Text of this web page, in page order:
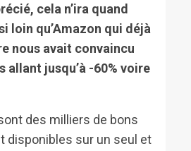
cela n’ira quand
loin qu’Amazon qui déjà
nous avait convaincu
allant jusqu’à -60% voire
des milliers de bons
disponibles sur un seul et